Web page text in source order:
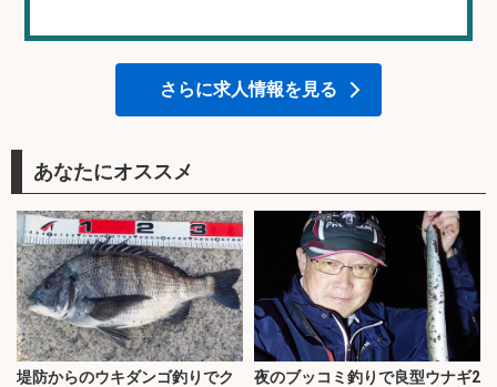
さらに求人情報を見る
あなたにオススメ
堤防からのウキダンゴ釣りでク
夜のブッコミ釣りで良型ウナギ2